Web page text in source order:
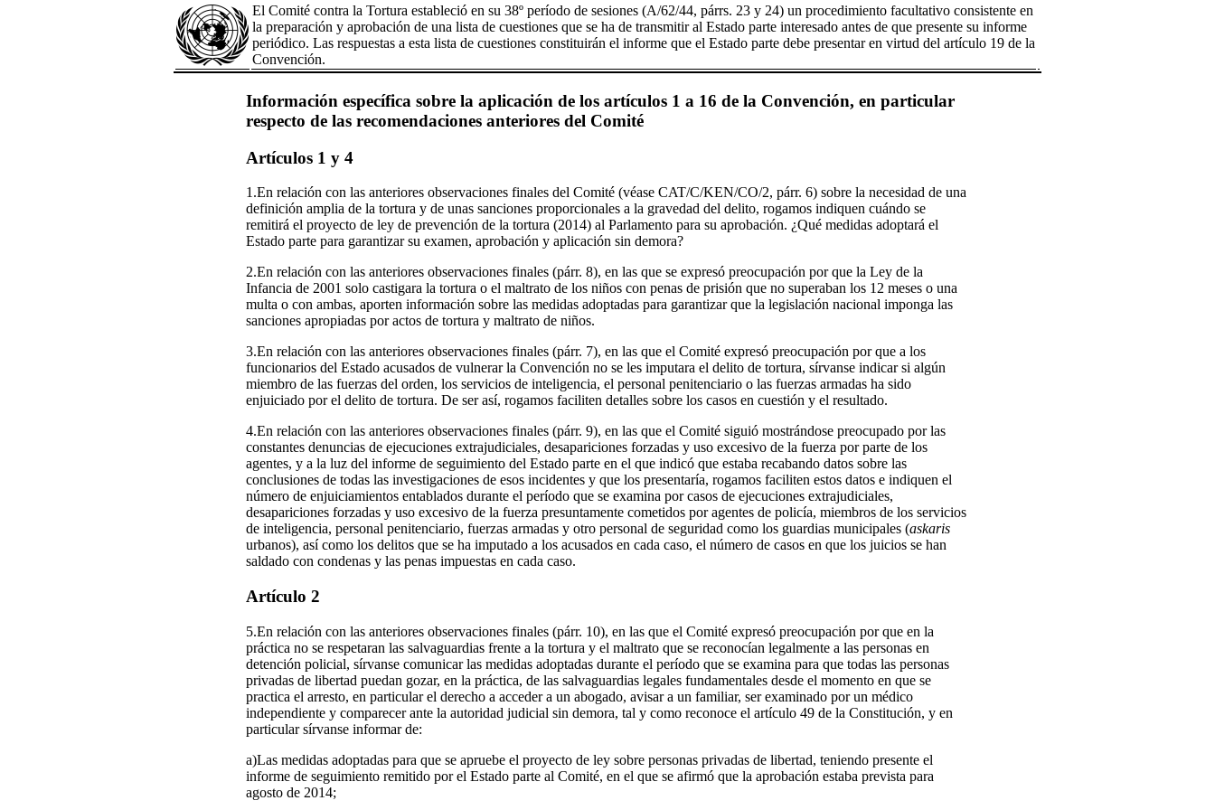
El Comité contra la Tortura estableció en su 38º período de sesiones (A/62/44, párrs. 23 y 24) un procedimiento facultativo consistente en
la preparación y aprobación de una lista de cuestiones que se ha de transmitir al Estado parte interesado antes de que presente su informe
periódico. Las respuestas a esta lista de cuestiones constituirán el informe que el Estado parte debe presentar en virtud del artículo 19 de la
Convención.
Información específica sobre la aplicación de los artículos 1 a 16 de la Convención, en particular
respecto de las recomendaciones anteriores del Comité
Artículos 1 y 4
1.En relación con las anteriores observaciones finales del Comité (véase CAT/C/KEN/CO/2, párr. 6) sobre la necesidad de una
definición amplia de la tortura y de unas sanciones proporcionales a la gravedad del delito, rogamos indiquen cuándo se
remitirá el proyecto de ley de prevención de la tortura (2014) al Parlamento para su aprobación. ¿Qué medidas adoptará el
Estado parte para garantizar su examen, aprobación y aplicación sin demora?
2.En relación con las anteriores observaciones finales (párr. 8), en las que se expresó preocupación por que la Ley de la
Infancia de 2001 solo castigara la tortura o el maltrato de los niños con penas de prisión que no superaban los 12 meses o una
multa o con ambas, aporten información sobre las medidas adoptadas para garantizar que la legislación nacional imponga las
sanciones apropiadas por actos de tortura y maltrato de niños.
3.En relación con las anteriores observaciones finales (párr. 7), en las que el Comité expresó preocupación por que a los
funcionarios del Estado acusados de vulnerar la Convención no se les imputara el delito de tortura, sírvanse indicar si algún
miembro de las fuerzas del orden, los servicios de inteligencia, el personal penitenciario o las fuerzas armadas ha sido
enjuiciado por el delito de tortura. De ser así, rogamos faciliten detalles sobre los casos en cuestión y el resultado.
4.En relación con las anteriores observaciones finales (párr. 9), en las que el Comité siguió mostrándose preocupado por las
constantes denuncias de ejecuciones extrajudiciales, desapariciones forzadas y uso excesivo de la fuerza por parte de los
agentes, y a la luz del informe de seguimiento del Estado parte en el que indicó que estaba recabando datos sobre las
conclusiones de todas las investigaciones de esos incidentes y que los presentaría, rogamos faciliten estos datos e indiquen el
número de enjuiciamientos entablados durante el período que se examina por casos de ejecuciones extrajudiciales,
desapariciones forzadas y uso excesivo de la fuerza presuntamente cometidos por agentes de policía, miembros de los servicios
de inteligencia, personal penitenciario, fuerzas armadas y otro personal de seguridad como los guardias municipales (askaris
urbanos), así como los delitos que se ha imputado a los acusados en cada caso, el número de casos en que los juicios se han
saldado con condenas y las penas impuestas en cada caso.
Artículo 2
5.En relación con las anteriores observaciones finales (párr. 10), en las que el Comité expresó preocupación por que en la
práctica no se respetaran las salvaguardias frente a la tortura y el maltrato que se reconocían legalmente a las personas en
detención policial, sírvanse comunicar las medidas adoptadas durante el período que se examina para que todas las personas
privadas de libertad puedan gozar, en la práctica, de las salvaguardias legales fundamentales desde el momento en que se
practica el arresto, en particular el derecho a acceder a un abogado, avisar a un familiar, ser examinado por un médico
independiente y comparecer ante la autoridad judicial sin demora, tal y como reconoce el artículo 49 de la Constitución, y en
particular sírvanse informar de:
a)Las medidas adoptadas para que se apruebe el proyecto de ley sobre personas privadas de libertad, teniendo presente el
informe de seguimiento remitido por el Estado parte al Comité, en el que se afirmó que la aprobación estaba prevista para
agosto de 2014;